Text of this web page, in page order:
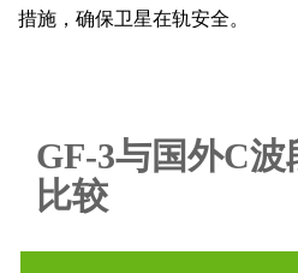
措施，确保卫星在轨安全。
GF-3与国外C
比较